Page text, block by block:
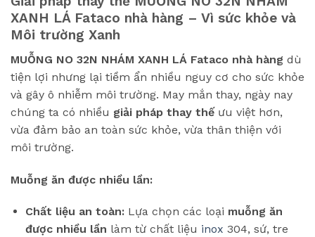
XANH LÁ Fataco nhà hàng – Vì sức khỏe và
Môi trường Xanh
MUỖNG NO 32N NHÁM XANH LÁ Fataco nhà hàng dù
tiện lợi nhưng lại tiềm ẩn nhiều nguy cơ cho sức khỏe
và gây ô nhiễm môi trường. May mắn thay, ngày nay
chúng ta có nhiều giải pháp thay thếưu việt hơn,
vừa đảm bảo an toàn sức khỏe, vừa thân thiện với
môi trường.
Muỗng ăn được nhiều lần:
Chất liệu an toàn:Lựa chọn các loại muỗng ăn
được nhiều lần làm từ chất liệu inox 304, sứ, tre